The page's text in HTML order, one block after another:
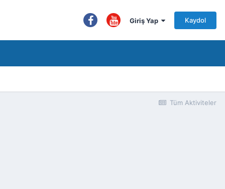
Giriş Yap Kaydol
Tüm Aktiviteler